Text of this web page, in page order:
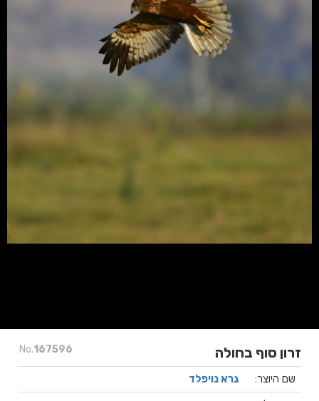
No.167596 זרון סוף בחולה
שם היוצר: גרא נויפלד